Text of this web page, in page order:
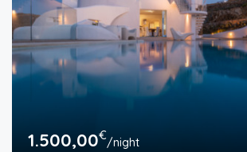
1.500,00€/night